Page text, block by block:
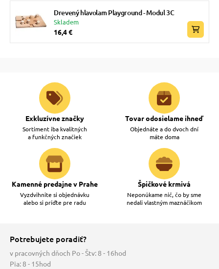
Drevený hlavolam Playground - Modul 3C
Skladem
16,4 €
Exkluzívne značky
Sortiment iba kvalitných
a funkčných značiek
Tovar odosielame ihneď
Objednáte a do dvoch dní
máte doma
Kamenné predajne v Prahe
Vyzdvihnite si objednávku
alebo si príďte pre radu
Špičkové krmivá
Neponúkame nič, čo by sme
nedali vlastným maznáčikom
Potrebujete poradiť?
v pracovných dňoch Po - Štv: 8 - 16hod
Pia: 8 - 15hod